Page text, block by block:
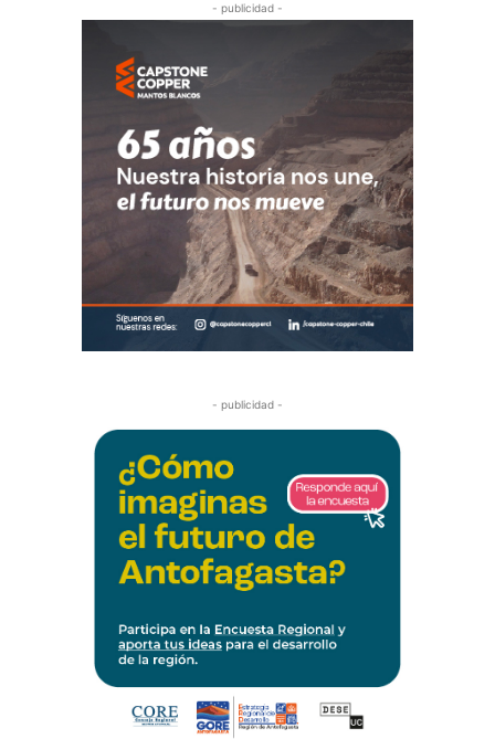
- publicidad -
- publicidad -